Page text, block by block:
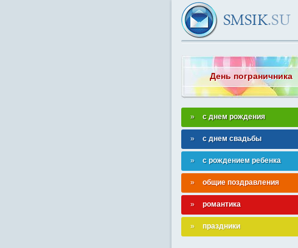
День пограничника
с днем рождения
с днем свадьбы
с рождением ребенка
общие поздравления
романтика
праздники